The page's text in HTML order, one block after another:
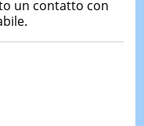
un contatto con